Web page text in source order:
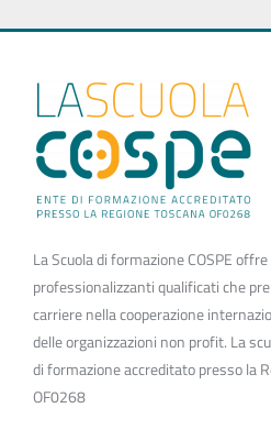
La Scuola di formazione COSPE
professionalizzanti qualificati che
carriere nella cooperazione
delle organizzazioni non profit. La
di formazione accreditato presso la
OF0268